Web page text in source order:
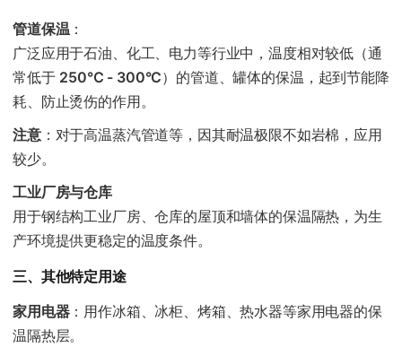
管道保温：
广泛应用于石油、化工、电力等行业中，温度相对较低（通
常低于 250°C - 300°C）的管道、罐体的保温，起到节能降
耗、防止烫伤的作用。
注意：对于高温蒸汽管道等，因其耐温极限不如岩棉，应用
较少。
工业厂房与仓库
用于钢结构工业厂房、仓库的屋顶和墙体的保温隔热，为生
产环境提供更稳定的温度条件。
三、其他特定用途
家用电器：用作冰箱、冰柜、烤箱、热水器等家用电器的保
温隔热层。